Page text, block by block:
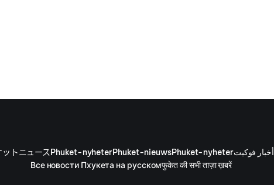
トニュースPhuket-nyheterPhuket-nieuwsPhuket-nyheterأخبار فوكيت
Все новости Пхукета на русскомफुकेत की सभी ताज़ा ख़बरें